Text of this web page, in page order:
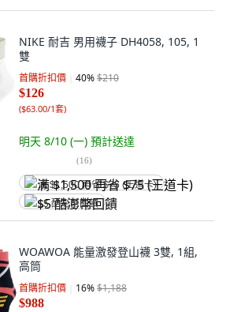
NIKE 耐吉 男用襪子 DH4058, 105, 1
雙
首購折扣價 40%$210
$126
($63.00/1套)
明天 8/10 (一) 預計送達
(16)
满 $1,500 再省 $75 (王道卡)
$5 酷澎幣回饋
WOAWOA 能量激發登山襪 3雙, 1組,
高筒
首購折扣價 16%$1,188
$988